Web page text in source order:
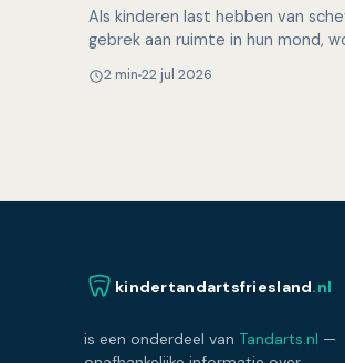
Als kinderen last hebben van
gebrek aan ruimte in hun mond,
trekken. Maar i…
2 min 22 jul 2026
kindertandartsfriesland.nl
is een onderdeel van Tandarts.nl —